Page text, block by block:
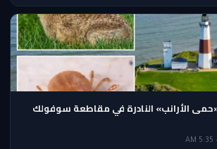
الأرانب» النادرة في مقاطعة سوفولك